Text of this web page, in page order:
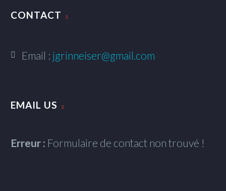
CONTACT
Email : jgrinneiser@gmail.com
EMAIL US
Erreur : Formulaire de contact non trouvé !